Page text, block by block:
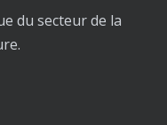
du secteur de la